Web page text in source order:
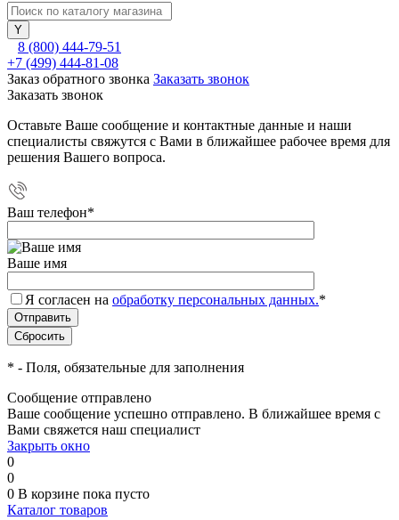
8 (800) 444-79-51
+7 (499) 444-81-08
Заказ обратного звонка Заказать звонок
Заказать звонок
Оставьте Ваше сообщение и контактные данные и наши
специалисты свяжутся с Вами в ближайшее рабочее время для
решения Вашего вопроса.
Ваш телефон*
Ваше имя
Я согласен на обработку персональных данных.*
* - Поля, обязательные для заполнения
Сообщение отправлено
Ваше сообщение успешно отправлено. В ближайшее время с
Вами свяжется наш специалист
Закрыть окно
0
0
0 В корзине пока пусто
Каталог товаров